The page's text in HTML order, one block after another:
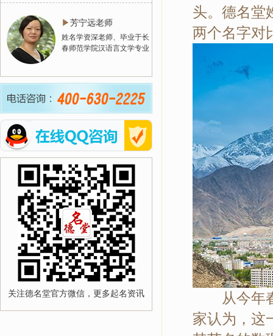
▶芳宁远老师
姓名学资深老师、毕业于长
春师范学院汉语言文学专业
关注德名堂官方微信，更多起名资讯
头。德名堂
两个名字对
从今年春
家认为，这